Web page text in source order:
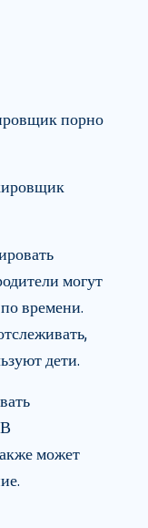
порно
могут
времени.
дети.
может